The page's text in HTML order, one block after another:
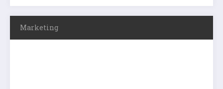
Marketing